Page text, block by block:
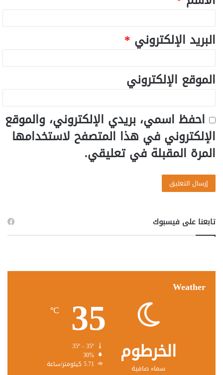
البريد الإلكتروني *
الموقع الإلكتروني
احفظ اسمي، بريدي الإلكتروني، والموقع
الإلكتروني في هذا المتصفح لاستخدامها
المرة المقبلة في تعليقي.
تابعنا على فيسبوك
Weather
الخرطوم
سماء صافية
35
℃
30%
5.71 كيلومتر/ساعة